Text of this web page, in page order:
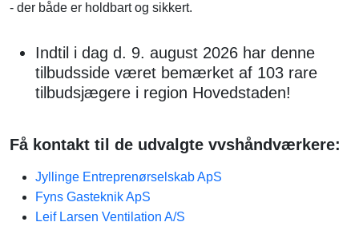
- der både er holdbart og sikkert.
Indtil i dag d. 9. august 2026 har denne
tilbudsside været bemærket af 103 rare
tilbudsjægere i region Hovedstaden!
Få kontakt til de udvalgte vvshåndværkere:
Jyllinge Entreprenørselskab ApS
Fyns Gasteknik​ ApS
Leif Larsen Ventilation A/S